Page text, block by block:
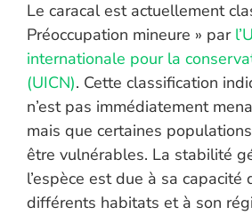
Le caracal est actuellement
Préoccupation mineure » par
internationale pour la
(UICN). Cette classification
n’est pas immédiatement
mais que certaines
être vulnérables. La stabilité
l’espèce est due à sa capacité
différents habitats et à son